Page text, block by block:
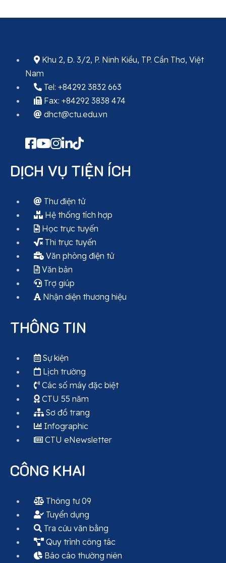
Khu 2, Đ. 3/2, P. Ninh Kiều, TP. Cần Thơ, Việt
Nam
Tel: +84292 3832 663
Fax: +84292 3838 474
dhct@ctu.edu.vn
DỊCH VỤ TIỆN ÍCH
Thư điện tử
Hệ thống tích hợp
Học trực tuyến
Thi trực tuyến
Văn phòng điện tử
Văn bản
Trợ giúp
Nhận diện thương hiệu
THÔNG TIN
Sự kiện
Lịch trường
Các số máy đặc biệt
CTU 55 năm
Sơ đồ trang
Infographic
CTU eNewsletter
CÔNG KHAI
Thông tư 09
Tuyển dụng
Tra cứu văn bằng
Quy trình công tác
Báo cáo thường niên